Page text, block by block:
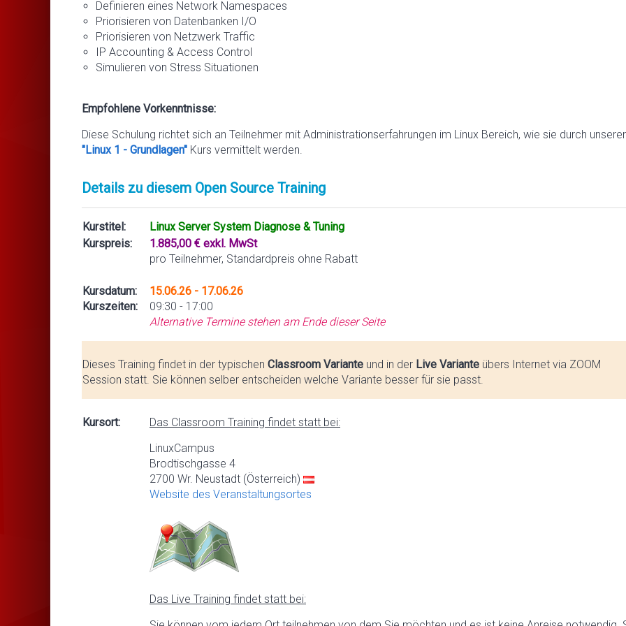
Definieren eines Network Namespaces
Priorisieren von Datenbanken I/O
Priorisieren von Netzwerk Traffic
IP Accounting & Access Control
Simulieren von Stress Situationen
Empfohlene Vorkenntnisse:
Diese Schulung richtet sich an Teilnehmer mit Administrationserfahrungen im Linux Bereich, wie sie durch
"Linux 1 - Grundlagen" Kurs vermittelt werden.
Details zu diesem Open Source Training
Kurstitel:
Linux Server System Diagnose & Tuning
Kurspreis:
1.885,00 € exkl. MwSt
pro Teilnehmer, Standardpreis ohne Rabatt
Kursdatum:
Kurszeiten:
15.06.26 - 17.06.26
09:30 - 17:00
Alternative Termine stehen am Ende dieser Seite
Dieses Training findet in der typischen Classroom Variante und in der Live Variante übers Internet via ZOOM
Session statt. Sie können selber entscheiden welche Variante besser für sie passt.
Kursort:
Das Classroom Training findet statt bei:
LinuxCampus
Brodtischgasse 4
2700 Wr. Neustadt (Österreich)
Website des Veranstaltungsortes
Das Live Training findet statt bei: